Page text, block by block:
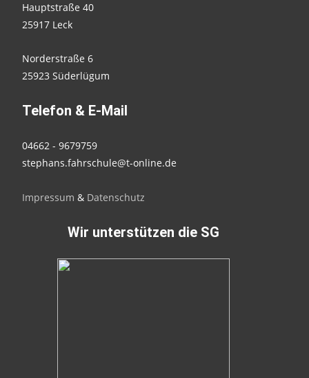
Hauptstraße 40
25917 Leck
Norderstraße 6
25923 Süderlügum
Telefon & E-Mail
04662 - 9679759
stephans.fahrschule@t-online.de
Impressum & Datenschutz
Wir unterstützen die SG